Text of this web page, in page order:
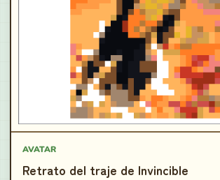
AVATAR
Retrato del traje de Invincible